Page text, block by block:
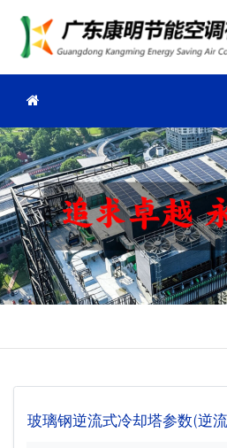
玻璃钢逆流式冷却塔参数(逆